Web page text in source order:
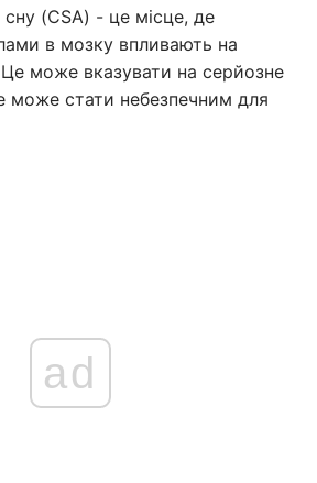
(CSA) - це місце, де
в мозку впливають на
Це може вказувати на серйозне
може стати небезпечним для
ad